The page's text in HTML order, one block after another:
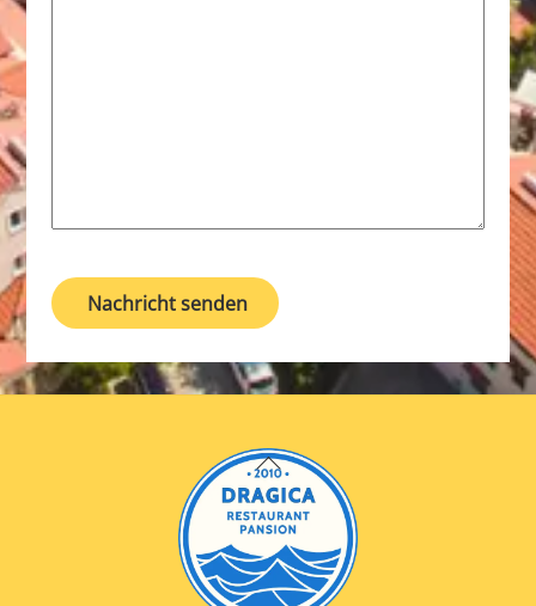
Nachricht senden
Back
To
Top